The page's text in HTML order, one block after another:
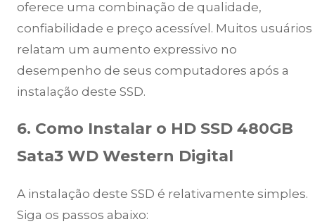
oferece uma combinação de qualidade,
confiabilidade e preço acessível. Muitos usuários
relatam um aumento expressivo no
desempenho de seus computadores após a
instalação deste SSD.
6. Como Instalar o HD SSD 480GB
Sata3 WD Western Digital
A instalação deste SSD é relativamente simples.
Siga os passos abaixo: